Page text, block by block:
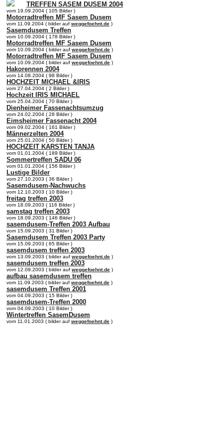
TREFFEN SASEM DUSEM 2004
vom 19.09.2004 ( 105 Bilder )
Motorradtreffen MF Sasem Dusem
vom 11.09.2004 ( bilder auf weggefoehnt.de )
Sasemdusem Treffen
vom 10.09.2004 ( 178 Bilder )
Motorradtreffen MF Sasem Dusem
vom 10.09.2004 ( bilder auf weggefoehnt.de )
Motorradtreffen MF Sasem Dusem
vom 10.09.2004 ( bilder auf weggefoehnt.de )
Hakorennen 2004
vom 14.08.2004 ( 98 Bilder )
HOCHZEIT MICHAEL &IRIS
vom 27.04.2004 ( 2 Bilder )
Hochzeit IRIS MICHAEL
vom 25.04.2004 ( 70 Bilder )
Dienheimer Fassenachtsumzug
vom 24.02.2004 ( 28 Bilder )
Eimsheimer Fassenacht 2004
vom 09.02.2004 ( 161 Bilder )
Männerzelten 2004
vom 25.01.2004 ( 50 Bilder )
HOCHZEIT KARSTEN TANJA
vom 01.01.2004 ( 189 Bilder )
Sommertreffen SADU 06
vom 01.01.2004 ( 156 Bilder )
Lustige Bilder
vom 27.10.2003 ( 36 Bilder )
Sasemdusem-Nachwuchs
vom 12.10.2003 ( 10 Bilder )
freitag treffen 2003
vom 18.09.2003 ( 116 Bilder )
samstag treffen 2003
vom 18.09.2003 ( 146 Bilder )
sasemdusem-Treffen 2003 Aufbau
vom 15.09.2003 ( 31 Bilder )
Sasemdusem Treffen 2003 Party
vom 15.09.2003 ( 65 Bilder )
sasemdusem treffen 2003
vom 13.09.2003 ( bilder auf weggefoehnt.de )
sasemdusem treffen 2003
vom 12.09.2003 ( bilder auf weggefoehnt.de )
aufbau sasemdusem treffen
vom 11.09.2003 ( bilder auf weggefoehnt.de )
sasemdusem Treffen 2001
vom 04.09.2003 ( 15 Bilder )
sasemdusem-Treffen 2000
vom 04.09.2003 ( 10 Bilder )
Wintertreffen SasemDusem
vom 11.01.2003 ( bilder auf weggefoehnt.de )